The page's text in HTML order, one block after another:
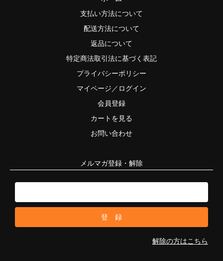
支払い方法について
配送方法について
返品について
特定商法取引法に基づく表記
プライバシーポリシー
マイページ／ログイン
会員登録
カートを見る
お問い合わせ
メルマガ登録・解除
解除の方はこちら